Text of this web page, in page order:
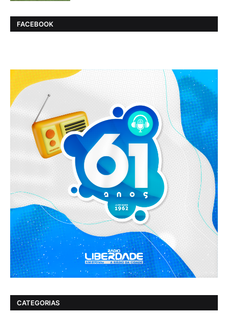
FACEBOOK
CATEGORIAS